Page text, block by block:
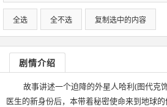
B-DL.DDP5.1.H.264-NTb.chs.eng.mp4
全选 全不选 复制选中的内容
剧情介绍
故事讲述一个迫降的外星人哈利(图代克
医生的新身份后，本带着秘密使命来到地球